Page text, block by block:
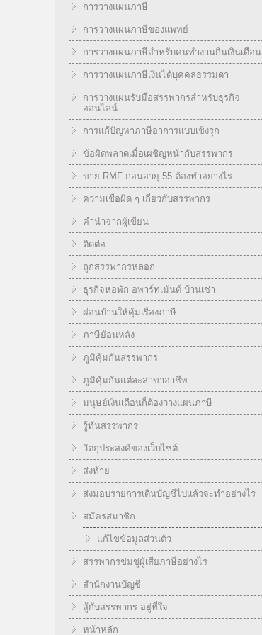
การวางแผนภาษี
การวางแผนภาษีของแพทย์
การวางแผนภาษีสำหรับคนทำงานกินเงินเดือน
การวางแผนภาษีเงินได้บุคคลธรรมดา
การวางแผนรับมือสรรพากรสำหรับธุรกิจ
ออนไลน์
การแก้ปัญหาภาษีอาการแบบเชิงรุก
ข้อผิดพลาดเมื่อเผชิญหน้ากับสรรพากร
ขาย RMF ก่อนอายุ 55 ต้องทำอย่างไร
ความเชื่อผิด ๆ เกี่ยวกับสรรพากร
คำนำจากผู้เขียน
ติดต่อ
ถูกสรรพากรหลอก
ธุรกิจหอพัก อพาร์ทเม้นต์ บ้านเช่า
ผ่อนบ้านให้คุ้มเรื่องภาษี
ภาษีย้อนหลัง
ภูมิคุ้มกันสรรพากร
ภูมิคุ้มกันแต่ละสาขาอาชีพ
มนุษย์เงินเดือนก็ต้องวางแผนภาษี
รู้ทันสรรพากร
วัตถุประสงค์ของเว็บไซต์
ส่งท้าย
ส่งมอบรายการเดินบัญชีไปแล้วจะทำอย่างไร
สมัครสมาชิก
แก้ไขข้อมูลส่วนตัว
สรรพากรข่มขู่ผู้เสียภาษีอย่างไร
สำนักงานบัญชี
สู้กับสรรพากร อยู่ที่ใจ
หน้าหลัก